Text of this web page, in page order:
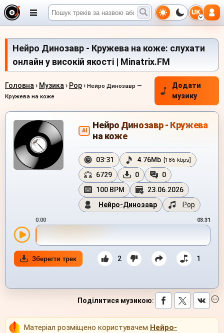
UK
Нейро Динозавр - Кружева на коже: слухати
онлайн у високій якості | Minatrix.FM
Головна › Музика › Pop› Нейро Динозавр —
Кружева на коже
Додати
музику
AI
Нейро Динозавр - Кружева
на коже
03:31 4.76Mb [186 kbps]
6729 0
0
100 BPM
23.06.2026
Нейро-Динозавр
Pop
0:00 03:31
Зберегти трек 2 1
Поділитися музикою:
Матеріал розміщено користувачем Нейро-